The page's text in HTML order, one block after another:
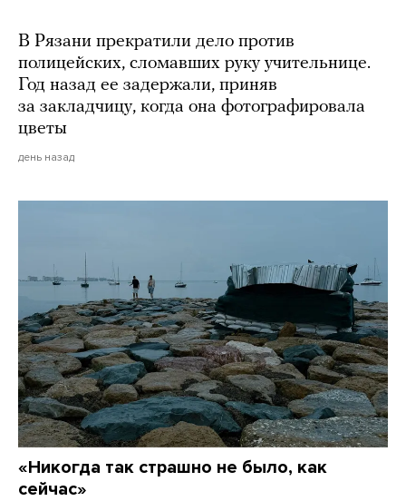
В Рязани прекратили дело против
полицейских, сломавших руку учительнице.
Год назад ее задержали, приняв
за закладчицу, когда она фотографировала
цветы
день назад
«Никогда так страшно не было, как
сейчас»